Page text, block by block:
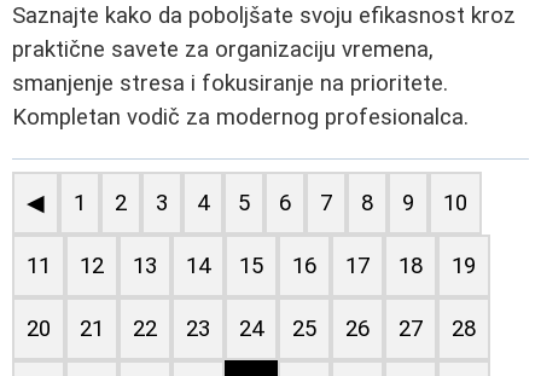
Saznajte kako da poboljšate svoju efikasnost kroz
praktične savete za organizaciju vremena,
smanjenje stresa i fokusiranje na prioritete.
Kompletan vodič za modernog profesionalca.
◀ 1 2 3 4 5 6 7 8 9 10
11 12 13 14 15 16 17 18 19
20 21 22 23 24 25 26 27 28